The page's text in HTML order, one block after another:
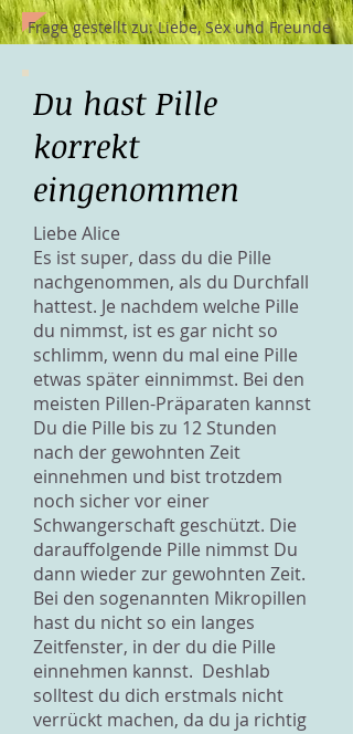
Frage gestellt zu: Liebe, Sex und Freunde
Du hast Pille
korrekt
eingenommen
Liebe Alice
Es ist super, dass du die Pille
nachgenommen, als du Durchfall
hattest. Je nachdem welche Pille
du nimmst, ist es gar nicht so
schlimm, wenn du mal eine Pille
etwas später einnimmst. Bei den
meisten Pillen-Präparaten kannst
Du die Pille bis zu 12 Stunden
nach der gewohnten Zeit
einnehmen und bist trotzdem
noch sicher vor einer
Schwangerschaft geschützt. Die
darauffolgende Pille nimmst Du
dann wieder zur gewohnten Zeit.
Bei den sogenannten Mikropillen
hast du nicht so ein langes
Zeitfenster, in der du die Pille
einnehmen kannst. Deshlab
solltest du dich erstmals nicht
verrückt machen, da du ja richtig